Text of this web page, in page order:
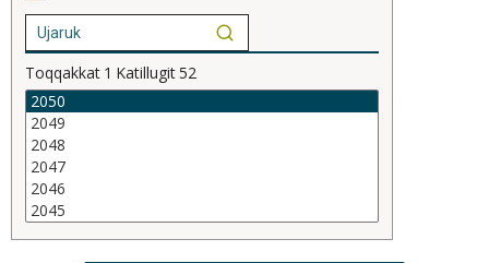
Toqqakkat 1 Katillugit52